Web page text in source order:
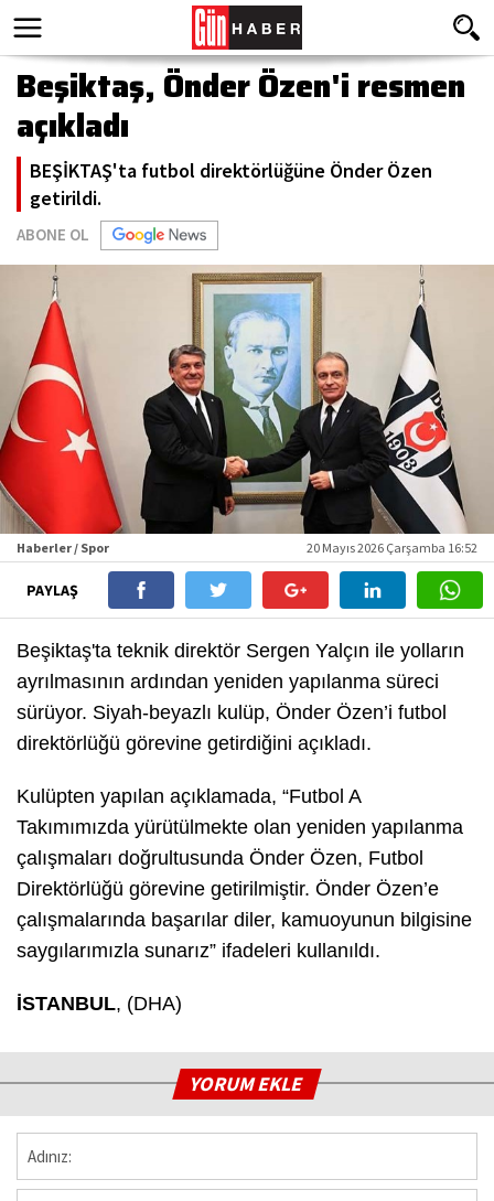
Beşiktaş, Önder Özen'i resmen
açıkladı
BEŞİKTAŞ'ta futbol direktörlüğüne Önder Özen
getirildi.
ABONE OL
Haberler / Spor 20 Mayıs 2026 Çarşamba 16:52
PAYLAŞ
Beşiktaş'ta teknik direktör Sergen Yalçın ile yolların
ayrılmasının ardından yeniden yapılanma süreci
sürüyor. Siyah-beyazlı kulüp, Önder Özen’i futbol
direktörlüğü görevine getirdiğini açıkladı.
Kulüpten yapılan açıklamada, “Futbol A
Takımımızda yürütülmekte olan yeniden yapılanma
çalışmaları doğrultusunda Önder Özen, Futbol
Direktörlüğü görevine getirilmiştir. Önder Özen’e
çalışmalarında başarılar diler, kamuoyunun bilgisine
saygılarımızla sunarız” ifadeleri kullanıldı.
İSTANBUL, (DHA)
YORUM EKLE